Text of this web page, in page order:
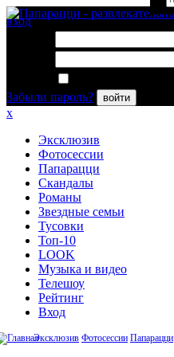
вход
Забыли пароль?
войти
x
Эксклюзив
Фотосессии
Папарацци
Скандалы
Романы
Звездные семьи
Тусовки
Топ-10
LOOK
Музыка и видео
Телешоу
Рейтинг
Вход
Эксклюзив Фотосессии Папарацци